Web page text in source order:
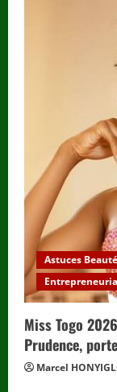
Astuces
Miss Togo
Prudence,
Marcel